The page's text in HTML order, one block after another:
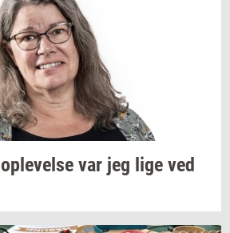
op­le­vel­se var jeg lige ved